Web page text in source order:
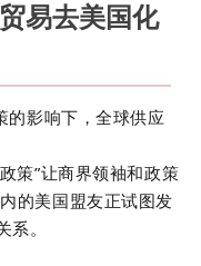
易去美国化
的影响下，全球供应
策”让商界领袖和政策
的美国盟友正试图发
系。